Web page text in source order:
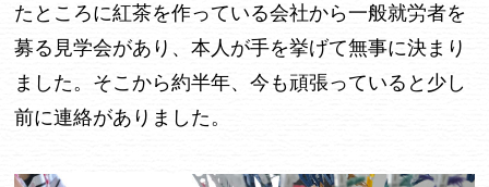
たところに紅茶を作っている会社から一般就労者を
募る見学会があり、本人が手を挙げて無事に決まり
ました。そこから約半年、今も頑張っていると少し
前に連絡がありました。